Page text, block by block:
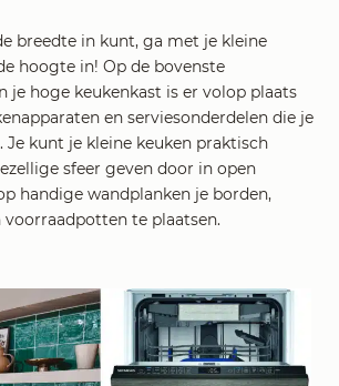
breedte in kunt, ga met je kleine
hoogte in! Op de bovenste
je hoge keukenkast is er volop plaats
en serviesonderdelen die je
Je kunt je kleine keuken praktisch
sfeer geven door in open
handige wandplanken je borden,
voorraadpotten te plaatsen.